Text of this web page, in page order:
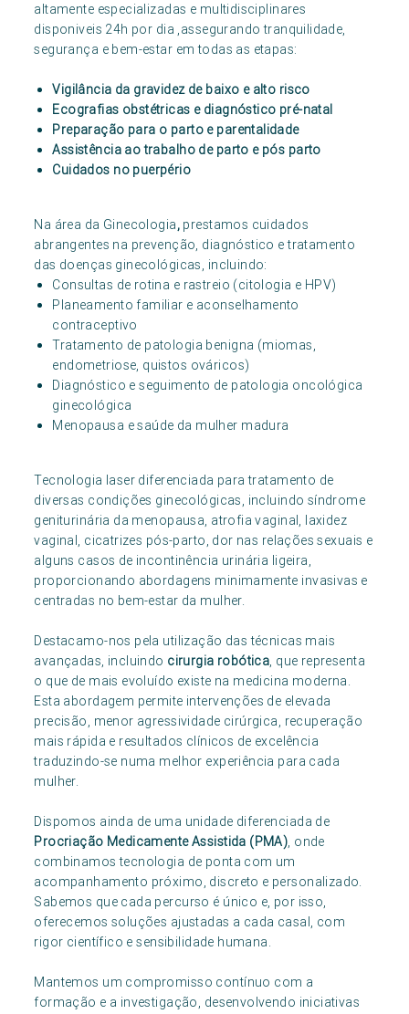
altamente especializadas e multidisciplinares
disponiveis 24h por dia ,assegurando tranquilidade,
segurança e bem-estar em todas as etapas:
Vigilância da gravidez de baixo e alto risco
Ecografias obstétricas e diagnóstico pré-natal
Preparação para o parto e parentalidade
Assistência ao trabalho de parto e pós parto
Cuidados no puerpério
Na área da Ginecologia, prestamos cuidados
abrangentes na prevenção, diagnóstico e tratamento
das doenças ginecológicas, incluindo:
Consultas de rotina e rastreio (citologia e HPV)
Planeamento familiar e aconselhamento
contraceptivo
Tratamento de patologia benigna (miomas,
endometriose, quistos ováricos)
Diagnóstico e seguimento de patologia oncológica
ginecológica
Menopausa e saúde da mulher madura
Tecnologia laser diferenciada para tratamento de
diversas condições ginecológicas, incluindo síndrome
geniturinária da menopausa, atrofia vaginal, laxidez
vaginal, cicatrizes pós-parto, dor nas relações sexuais e
alguns casos de incontinência urinária ligeira,
proporcionando abordagens minimamente invasivas e
centradas no bem-estar da mulher.
Destacamo-nos pela utilização das técnicas mais
avançadas, incluindo cirurgia robótica, que representa
o que de mais evoluído existe na medicina moderna.
Esta abordagem permite intervenções de elevada
precisão, menor agressividade cirúrgica, recuperação
mais rápida e resultados clínicos de excelência
traduzindo-se numa melhor experiência para cada
mulher.
Dispomos ainda de uma unidade diferenciada de
Procriação Medicamente Assistida (PMA), onde
combinamos tecnologia de ponta com um
acompanhamento próximo, discreto e personalizado.
Sabemos que cada percurso é único e, por isso,
oferecemos soluções ajustadas a cada casal, com
rigor científico e sensibilidade humana.
Mantemos um compromisso contínuo com a
formação e a investigação, desenvolvendo iniciativas